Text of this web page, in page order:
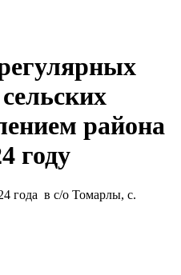
района
году
года в с/о Томарлы, с.